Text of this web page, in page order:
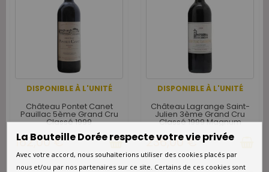
DISPONIBLE À L'UNITÉ
Château Pontet Canet
Pauillac 5ème Grand Cru
Classé 1999
162,00 €
DISPONIBLE À L'UNITÉ
Château Lagrange Saint-
Julien 3ème Grand Cru
Classé 1999 Magnum
236,00 €
La Bouteille Dorée respecte votre vie privée
Avec votre accord, nous souhaiterions utiliser des cookies placés par
nous et/ou par nos partenaires sur ce site. Certains de ces cookies sont